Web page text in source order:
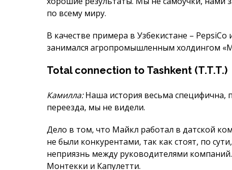
Камилла: Наша история весьма специфична,
Дело в том, что Майкл работал в датской
неприязнь между руководи­телями
Нам элементарно не рекомендова­но быть
У нас имелось два выхода: уво­литься с
отношения ради ка­рьеры в серьезных
обоюд­ное решение уволиться и уехать в
отношения, увольнение, переезд и запуск